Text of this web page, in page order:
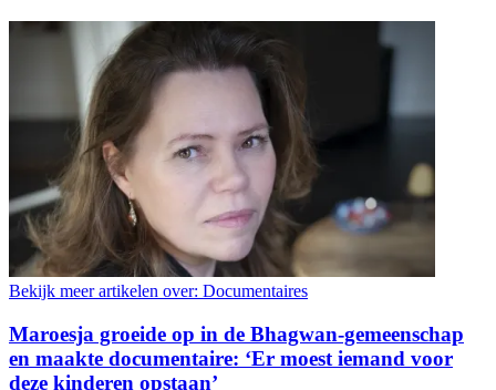
Bekijk meer artikelen over: Documentaires
Maroesja groeide op in de Bhagwan-gemeenschap
en maakte documentaire: ‘Er moest iemand voor
deze kinderen opstaan’